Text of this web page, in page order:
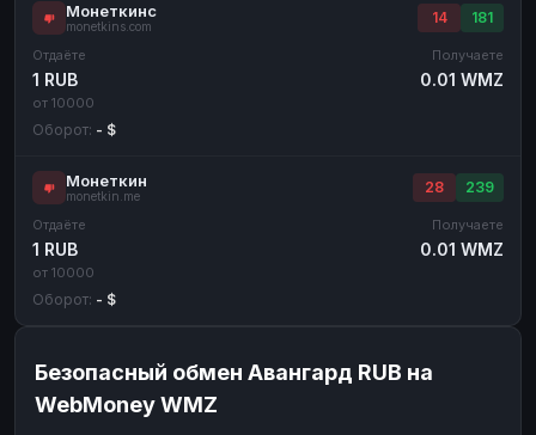
Монеткинс
monetkins.com
14 181
Отдаёте
1 RUB
от 10000
Получаете
0.01 WMZ
Оборот: - $
Монеткин
monetkin.me
28 239
Отдаёте
1 RUB
от 10000
Получаете
0.01 WMZ
Оборот: - $
Безопасный обмен Авангард RUB на
WebMoney WMZ